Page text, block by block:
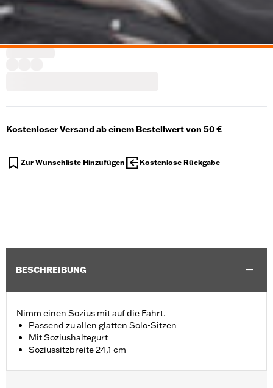
Kostenloser Versand ab einem Bestellwert von 50 €
Zur Wunschliste Hinzufügen Kostenlose Rückgabe
BESCHREIBUNG
Nimm einen Sozius mit auf die Fahrt.
Passend zu allen glatten Solo-Sitzen
Mit Soziushaltegurt
Soziussitzbreite 24,1 cm